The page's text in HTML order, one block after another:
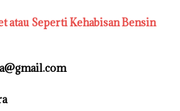
atau Seperti Kehabisan Bensin